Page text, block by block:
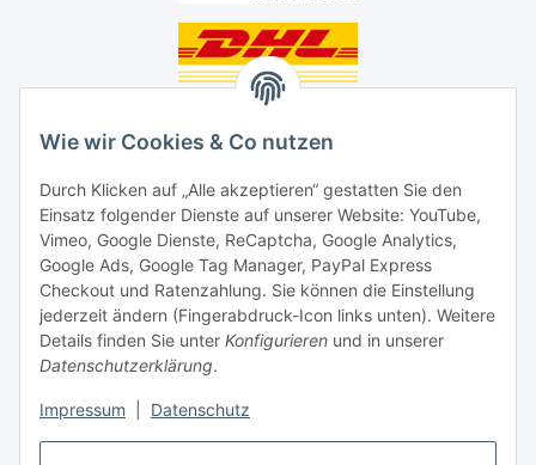
Wie wir Cookies & Co nutzen
Durch Klicken auf „Alle akzeptieren“ gestatten Sie den
Einsatz folgender Dienste auf unserer Website: YouTube,
Vimeo, Google Dienste, ReCaptcha, Google Analytics,
Google Ads, Google Tag Manager, PayPal Express
Checkout und Ratenzahlung. Sie können die Einstellung
jederzeit ändern (Fingerabdruck-Icon links unten). Weitere
Details finden Sie unter Konfigurieren und in unserer
Datenschutzerklärung.
Impressum Datenschutz
Social Media
Unsere Dienstleistungen
Lampenreparatur
Lichtservice für Senioren
Vertrag widerrufen